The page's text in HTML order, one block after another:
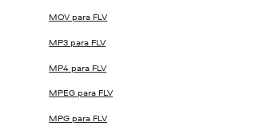
MOV para FLV
MP3 para FLV
MP4 para FLV
MPEG para FLV
MPG para FLV